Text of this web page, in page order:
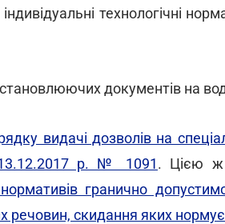
технологічні
документів на
видачі дозволів на
р. № 1091. Цією ж
гранично
речовин, скидання яких